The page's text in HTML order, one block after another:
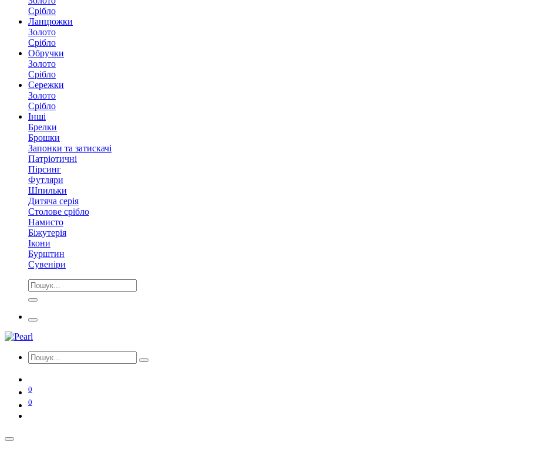
Срібло
Ланцюжки
Золото
Срібло
Обручки
Золото
Срібло
Сережки
Золото
Срібло
Інші
Брелки
Брошки
Запонки та затискачі
Патріотичні
Пірсинг
Футляри
Шпильки
Дитяча серія
Столове срібло
Намисто
Біжутерія
Ікони
Бурштин
Сувеніри
0
0